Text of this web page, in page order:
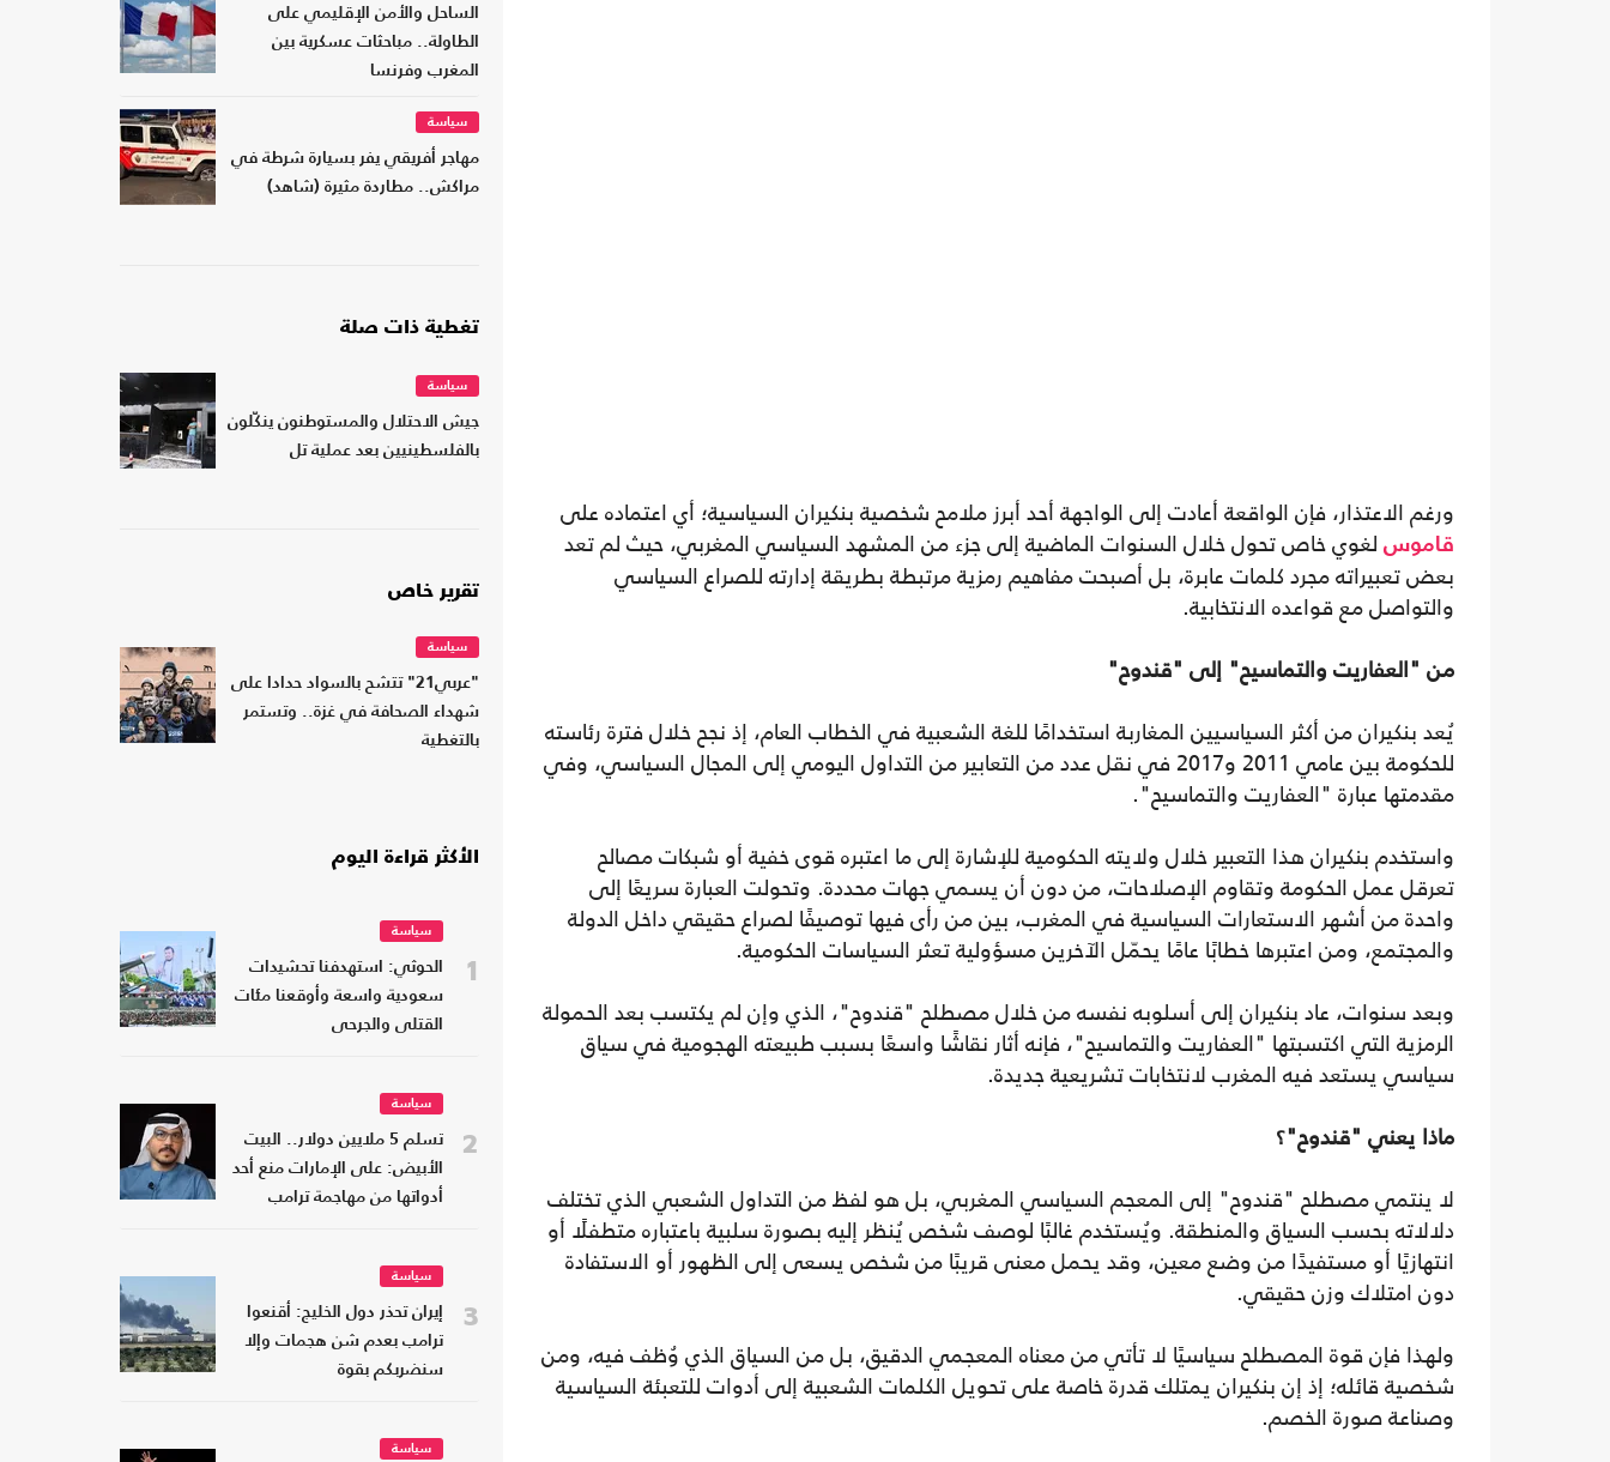
ورغم الاعتذار، فإن الواقعة أعادت إلى الواجهة أحد أبرز ملامح شخصية بنكيران السياسية؛ أي اعتماده على
قاموس لغوي خاص تحول خلال السنوات الماضية إلى جزء من المشهد السياسي المغربي، حيث لم تعد
بعض تعبيراته مجرد كلمات عابرة، بل أصبحت مفاهيم رمزية مرتبطة بطريقة إدارته للصراع السياسي
والتواصل مع قواعده الانتخابية.
من "العفاريت والتماسيح" إلى "قندوح"
يُعد بنكيران من أكثر السياسيين المغاربة استخدامًا للغة الشعبية في الخطاب العام، إذ نجح خلال فترة رئاسته
للحكومة بين عامي 2011 و2017 في نقل عدد من التعابير من التداول اليومي إلى المجال السياسي، وفي
مقدمتها عبارة "العفاريت والتماسيح".
واستخدم بنكيران هذا التعبير خلال ولايته الحكومية للإشارة إلى ما اعتبره قوى خفية أو شبكات مصالح
تعرقل عمل الحكومة وتقاوم الإصلاحات، من دون أن يسمي جهات محددة. وتحولت العبارة سريعًا إلى
واحدة من أشهر الاستعارات السياسية في المغرب، بين من رأى فيها توصيفًا لصراع حقيقي داخل الدولة
والمجتمع، ومن اعتبرها خطابًا عامًا يحمّل الآخرين مسؤولية تعثر السياسات الحكومية.
وبعد سنوات، عاد بنكيران إلى أسلوبه نفسه من خلال مصطلح "قندوح"، الذي وإن لم يكتسب بعد الحمولة
الرمزية التي اكتسبتها "العفاريت والتماسيح"، فإنه أثار نقاشًا واسعًا بسبب طبيعته الهجومية في سياق
سياسي يستعد فيه المغرب لانتخابات تشريعية جديدة.
ماذا يعني "قندوح"؟
لا ينتمي مصطلح "قندوح" إلى المعجم السياسي المغربي، بل هو لفظ من التداول الشعبي الذي تختلف
دلالاته بحسب السياق والمنطقة. ويُستخدم غالبًا لوصف شخص يُنظر إليه بصورة سلبية باعتباره متطفلًا أو
انتهازيًا أو مستفيدًا من وضع معين، وقد يحمل معنى قريبًا من شخص يسعى إلى الظهور أو الاستفادة
دون امتلاك وزن حقيقي.
ولهذا فإن قوة المصطلح سياسيًا لا تأتي من معناه المعجمي الدقيق، بل من السياق الذي وُظف فيه، ومن
شخصية قائله؛ إذ إن بنكيران يمتلك قدرة خاصة على تحويل الكلمات الشعبية إلى أدوات للتعبئة السياسية
وصناعة صورة الخصم.
الساحل والأمن الإقليمي على
الطاولة.. مباحثات عسكرية بين
المغرب وفرنسا
سياسة
مهاجر أفريقي يفر بسيارة شرطة في
مراكش.. مطاردة مثيرة (شاهد)
تغطية ذات صلة
سياسة
جيش الاحتلال والمستوطنون ينكّلون
بالفلسطينيين بعد عملية تل
تقرير خاص
سياسة
"عربي21" تتشح بالسواد حدادا على
شهداء الصحافة في غزة.. وتستمر
بالتغطية
الأكثر قراءة اليوم
1
سياسة
الحوثي: استهدفنا تحشيدات
سعودية واسعة وأوقعنا مئات
القتلى والجرحى
2
سياسة
تسلم 5 ملايين دولار.. البيت
الأبيض: على الإمارات منع أحد
أدواتها من مهاجمة ترامب
3
سياسة
إيران تحذر دول الخليج: أقنعوا
ترامب بعدم شن هجمات وإلا
سنضربكم بقوة
سياسة